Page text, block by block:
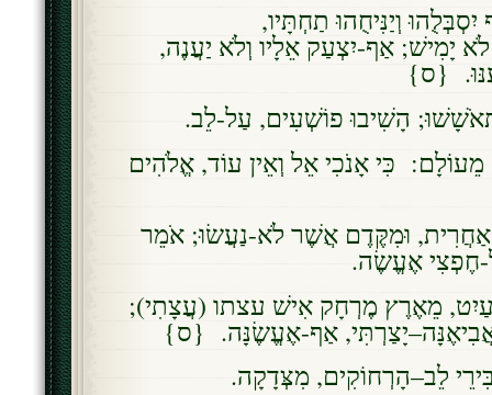
וְיַנִּיחֻהוּ תַחְתָּיו,
יָמִישׁ; אַף-יִצְעַק אֵלָיו וְלֹא יַעֲנֶה,
{ס}
הָשִׁיבוּ פוֹשְׁעִים, עַל-לֵב.
כִּי אָנֹכִי אֵל וְאֵין עוֹד, אֱלֹהִים
וּמִקֶּדֶם אֲשֶׁר לֹא-נַעֲשׂוּ; אֹמֵר
חֶפְצִי אֶעֱשֶׂה.
מֵאֶרֶץ מֶרְחָק אִישׁ עצתו (עֲצָתִי);
אַף-אֶעֱשֶׂנָּה. {ס}
לֵב–הָרְחוֹקִים, מִצְּדָקָה.